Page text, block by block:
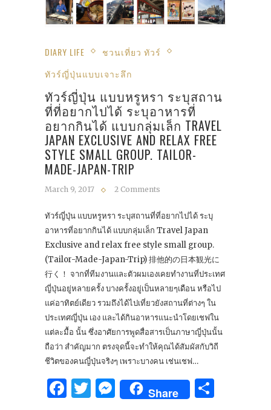
DIARY LIFE
ชวนเที่ยว ทัวร์
ทัวร์ญี่ปุ่นแบบเจาะลึก
ทัวร์ญี่ปุ่น แบบหรูหรา ระบุสถาน
ที่ที่อยากไปได้ ระบุอาหารที่
อยากกินได้ แบบกลุ่มเล็ก TRAVEL
JAPAN EXCLUSIVE AND RELAX FREE
STYLE SMALL GROUP. TAILOR-
MADE-JAPAN-TRIP
March 9, 2017 2 Comments
ทัวร์ญี่ปุ่น แบบหรูหรา ระบุสถานที่ที่อยากไปได้ ระบุ
อาหารที่อยากกินได้ แบบกลุ่มเล็ก Travel Japan
Exclusive and relax free style small group.
(Tailor-Made-Japan-Trip) 排他的の日本観光に
行く！ จากที่ทีมงานและตัวผมเองเคยทำงานที่ประเทศ
ญี่ปุ่นอยู่หลายครั้ง บางครั้งอยู่เป็นหลายๆเดือน หรือไป
แค่อาทิตย์เดียว รวมถึงได้ไปเที่ยวยังสถานที่ต่างๆ ใน
ประเทศญี่ปุ่น เอง และได้กินอาหารแนะนำโดยเชฟใน
แต่ละมื้อ นั้น ซึ่งอาศัยการพูดสื่อสารเป็นภาษาญี่ปุ่นนั้น
ถือว่า สำคัญมาก ตรงจุดนี้จะทำให้คุณได้สัมผัสกับวิถี
ชีวิตของคนญี่ปุ่นจริงๆ เพราะบางคน เช่นเชฟ…
Facebook
Twitter
Messenger
Share